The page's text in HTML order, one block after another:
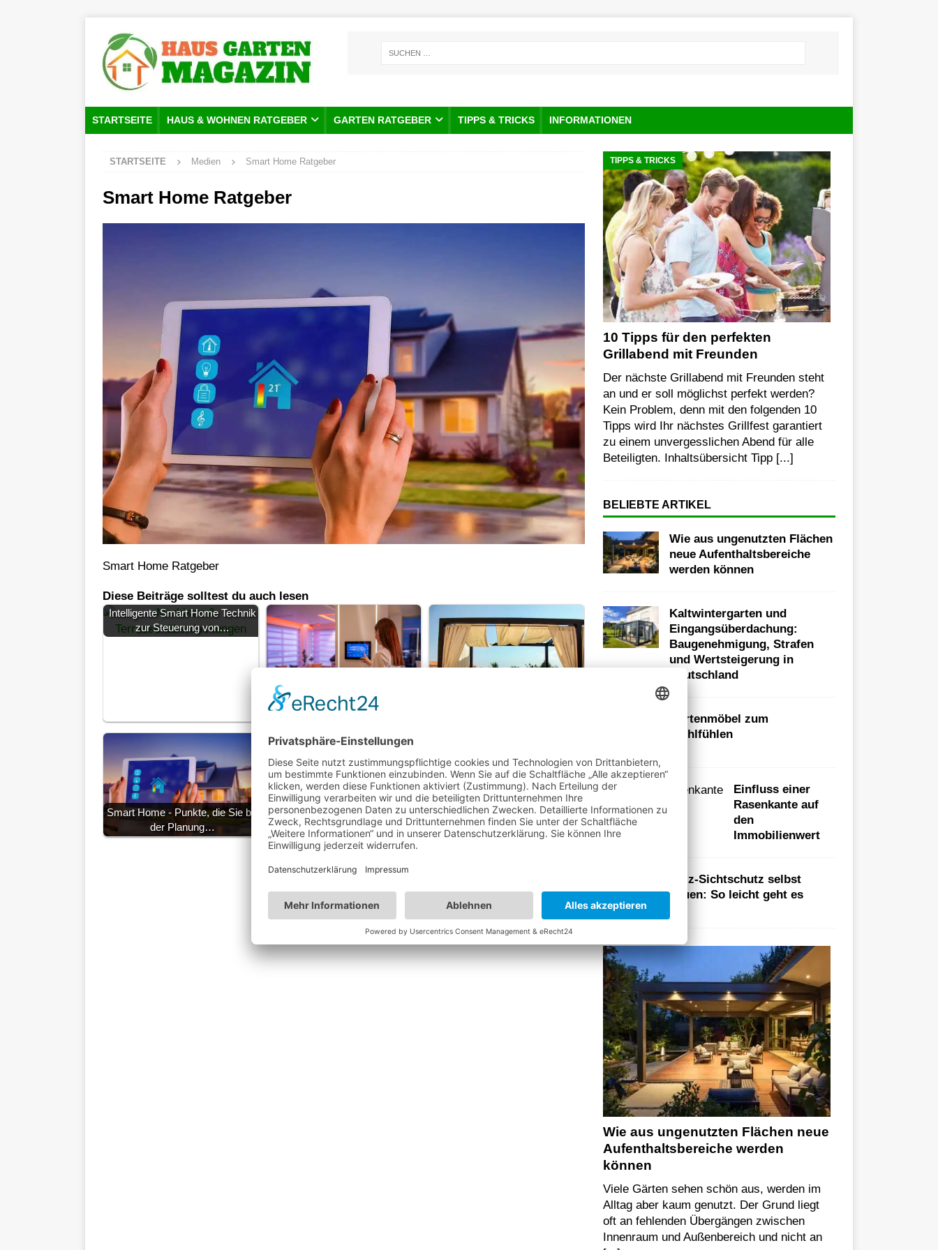
STARTSEITE HAUS & WOHNEN RATGEBER GARTEN RATGEBER TIPPS & TRICKS INFORMATIONEN
STARTSEITE Medien Smart Home Ratgeber
Smart Home Ratgeber
Smart Home Ratgeber
Diese Beiträge solltest du auch lesen
Intelligente Smart Home Technik
zur Steuerung von…
Zuhause: Die Welt des…
Smart Home - Punkte, die Sie bei
der Planung…
Fasssauna im Garten
Automatische
Bewässerungssysteme für den
Garten im Urlaub
TIPPS & TRICKS
10 Tipps für den perfekten
Grillabend mit Freunden
Der nächste Grillabend mit Freunden steht
an und er soll möglichst perfekt werden?
Kein Problem, denn mit den folgenden 10
Tipps wird Ihr nächstes Grillfest garantiert
zu einem unvergesslichen Abend für alle
Beteiligten. Inhaltsübersicht Tipp [...]
BELIEBTE ARTIKEL
Wie aus ungenutzten Flächen
neue Aufenthaltsbereiche
werden können
Kaltwintergarten und
Eingangsüberdachung:
Baugenehmigung, Strafen
und Wertsteigerung in
Deutschland
Gartenmöbel zum
Wohlfühlen
Einfluss einer
Rasenkante auf
den
Immobilienwert
Holz-Sichtschutz selbst
bauen: So leicht geht es
Wie aus ungenutzten Flächen neue
Aufenthaltsbereiche werden
können
Viele Gärten sehen schön aus, werden im
Alltag aber kaum genutzt. Der Grund liegt
oft an fehlenden Übergängen zwischen
Innenraum und Außenbereich und nicht an